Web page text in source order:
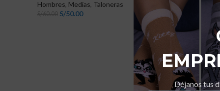
Déjanos tus
Hombres, Medias, Taloneras
S/50.00
,